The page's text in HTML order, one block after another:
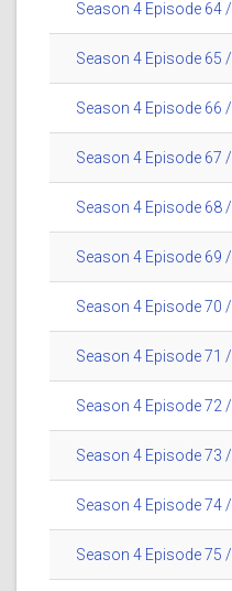
Season 4 Episode 64
Season 4 Episode 65
Season 4 Episode 66
Season 4 Episode 67
Season 4 Episode 68
Season 4 Episode 69
Season 4 Episode 70
Season 4 Episode 71
Season 4 Episode 72
Season 4 Episode 73
Season 4 Episode 74
Season 4 Episode 75